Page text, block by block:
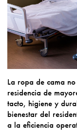
La ropa de cama
residencia de
tacto, higiene y
bienestar del
a la eficiencia